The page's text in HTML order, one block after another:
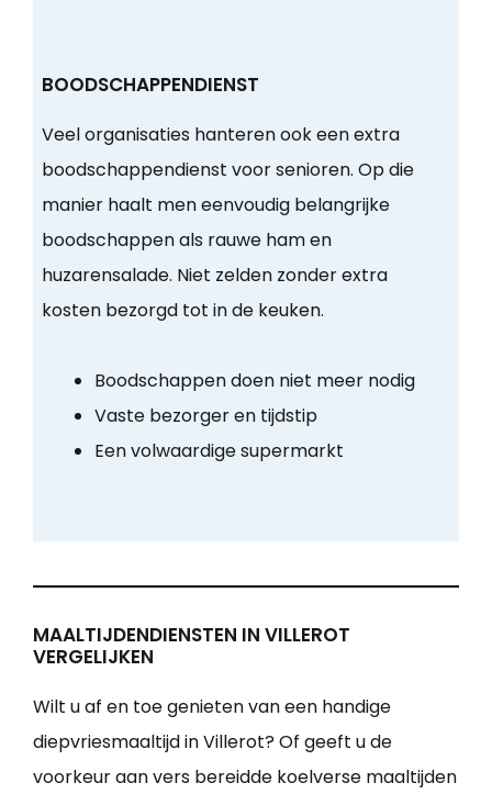
BOODSCHAPPENDIENST
Veel organisaties hanteren ook een extra
boodschappendienst voor senioren. Op die
manier haalt men eenvoudig belangrijke
boodschappen als rauwe ham en
huzarensalade. Niet zelden zonder extra
kosten bezorgd tot in de keuken.
Boodschappen doen niet meer nodig
Vaste bezorger en tijdstip
Een volwaardige supermarkt
MAALTIJDENDIENSTEN IN VILLEROT
VERGELIJKEN
Wilt u af en toe genieten van een handige
diepvriesmaaltijd in Villerot? Of geeft u de
voorkeur aan vers bereidde koelverse maaltijden